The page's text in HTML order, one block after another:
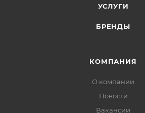
УСЛУГИ
БРЕНДЫ
КОМПАНИЯ
О компании
Новости
Вакансии